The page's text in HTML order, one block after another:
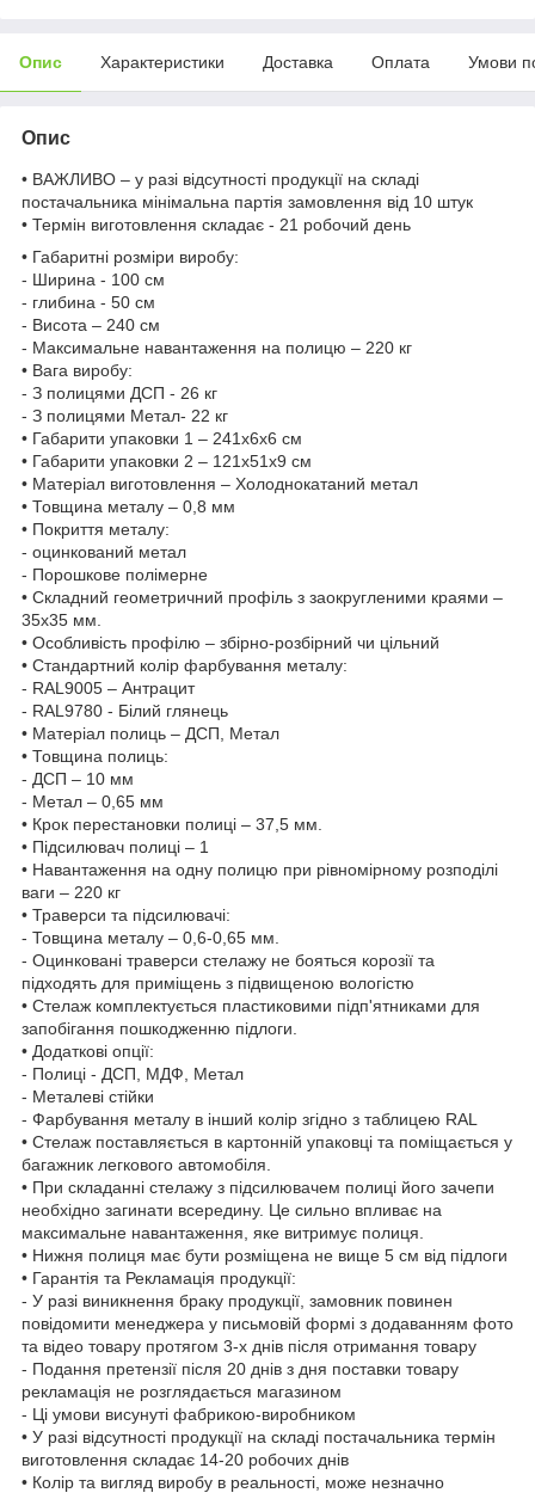
Опис Характеристики Доставка Оплата Умови
Опис
• ВАЖЛИВО – у разі відсутності продукції на складі
постачальника мінімальна партія замовлення від 10 штук
• Термін виготовлення складає - 21 робочий день
• Габаритні розміри виробу:
- Ширина - 100 см
- глибина - 50 см
- Висота – 240 см
- Максимальне навантаження на полицю – 220 кг
• Вага виробу:
- З полицями ДСП - 26 кг
- З полицями Метал- 22 кг
• Габарити упаковки 1 – 241x6x6 см
• Габарити упаковки 2 – 121х51х9 см
• Матеріал виготовлення – Холоднокатаний метал
• Товщина металу – 0,8 мм
• Покриття металу:
- оцинкований метал
- Порошкове полімерне
• Складний геометричний профіль з заокругленими краями –
35х35 мм.
• Особливість профілю – збірно-розбірний чи цільний
• Стандартний колір фарбування металу:
- RAL9005 – Антрацит
- RAL9780 - Білий глянець
• Матеріал полиць – ДСП, Метал
• Товщина полиць:
- ДСП – 10 мм
- Метал – 0,65 мм
• Крок перестановки полиці – 37,5 мм.
• Підсилювач полиці – 1
• Навантаження на одну полицю при рівномірному розподілі
ваги – 220 кг
• Траверси та підсилювачі:
- Товщина металу – 0,6-0,65 мм.
- Оцинковані траверси стелажу не бояться корозії та
підходять для приміщень з підвищеною вологістю
• Стелаж комплектується пластиковими підп'ятниками для
запобігання пошкодженню підлоги.
• Додаткові опції:
- Полиці - ДСП, МДФ, Метал
- Металеві стійки
- Фарбування металу в інший колір згідно з таблицею RAL
• Стелаж поставляється в картонній упаковці та поміщається у
багажник легкового автомобіля.
• При складанні стелажу з підсилювачем полиці його зачепи
необхідно загинати всередину. Це сильно впливає на
максимальне навантаження, яке витримує полиця.
• Нижня полиця має бути розміщена не вище 5 см від підлоги
• Гарантія та Рекламація продукції:
- У разі виникнення браку продукції, замовник повинен
повідомити менеджера у письмовій формі з додаванням фото
та відео товару протягом 3-х днів після отримання товару
- Подання претензії після 20 днів з дня поставки товару
рекламація не розглядається магазином
- Ці умови висунуті фабрикою-виробником
• У разі відсутності продукції на складі постачальника термін
виготовлення складає 14-20 робочих днів
• Колір та вигляд виробу в реальності, може незначно